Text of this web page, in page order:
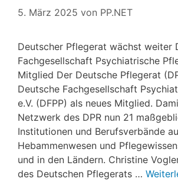
5. März 2025 von PP.NET
Deutscher Pflegerat wächst weiter
Fachgesellschaft Psychiatrische
Mitglied Der Deutsche Pflegerat
Deutsche Fachgesellschaft
e.V. (DFPP) als neues Mitglied.
Netzwerk des DPR nun 21
Institutionen und Berufsverbände
Hebammenwesen und
und in den Ländern. Christine
des Deutschen Pflegerats …